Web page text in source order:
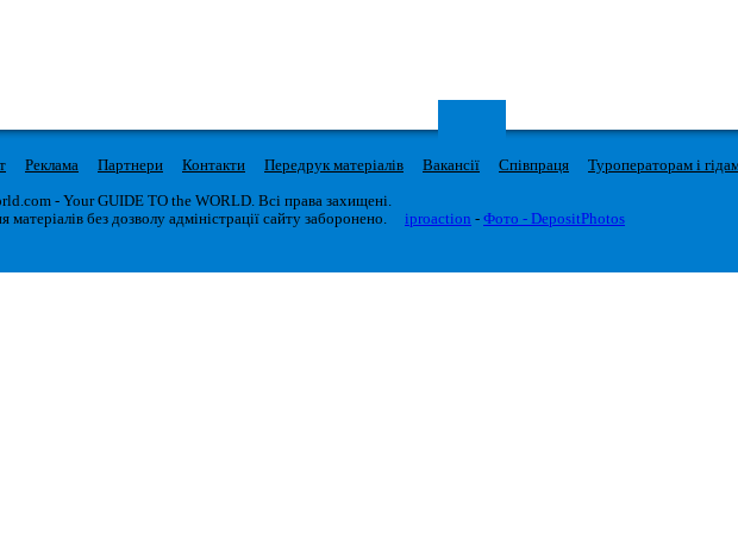
Реклама Партнери Контакти Передрук матеріалів Вакансії Співпраця Туроператорам і
- Your GUIDE TO the WORLD. Всі права захищені.
матеріалів без дозволу адміністрації сайту заборонено.
iproaction - Фото - DepositPhotos